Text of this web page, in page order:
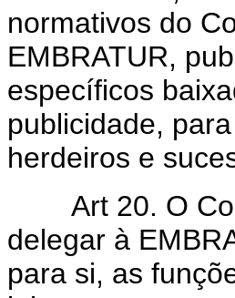
normativos do
EMBRATUR,
específicos
publicidade,
herdeiros e
Art 20. O
delegar à
para si, as